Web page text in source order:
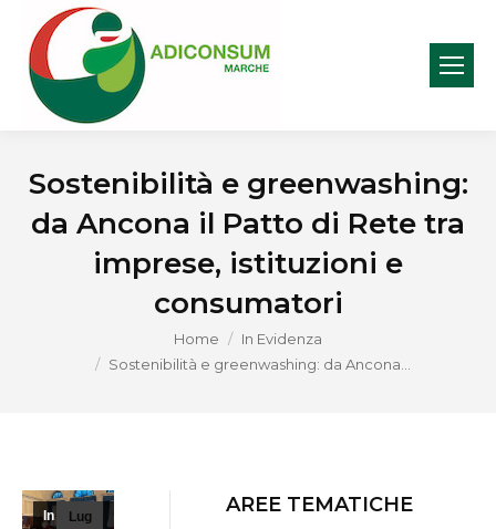
Sostenibilità e greenwashing:
da Ancona il Patto di Rete tra
imprese, istituzioni e
consumatori
Home
In Evidenza
Sostenibilità e greenwashing: da Ancona…
Lug
In
AREE TEMATICHE